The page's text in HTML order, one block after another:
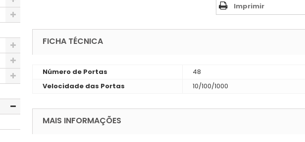
Imprimir
FICHA TÉCNICA
Número de Portas
48
Velocidade das Portas
10/100/1000
MAIS INFORMAÇÕES